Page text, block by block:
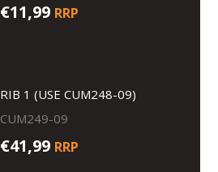
€11,99 RRP
RIB 1 (USE CUM248-09)
CUM249-09
€41,99 RRP